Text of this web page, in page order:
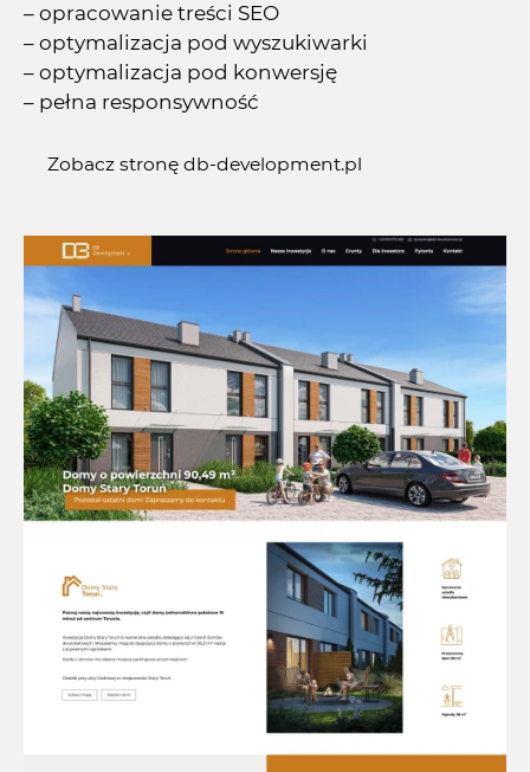
– opracowanie treści SEO
– optymalizacja pod wyszukiwarki
– optymalizacja pod konwersję
– pełna responsywność
Zobacz stronę db-development.pl